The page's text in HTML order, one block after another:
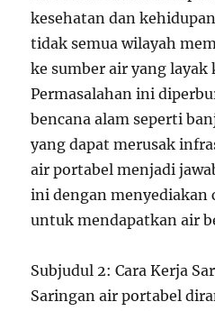
kesehatan dan
tidak semua wilayah
ke sumber air yang layak
Permasalahan ini
bencana alam seperti
yang dapat merusak
air portabel menjadi
ini dengan menyediakan
untuk mendapatkan air
Subjudul 2: Cara Kerja
Saringan air portabel